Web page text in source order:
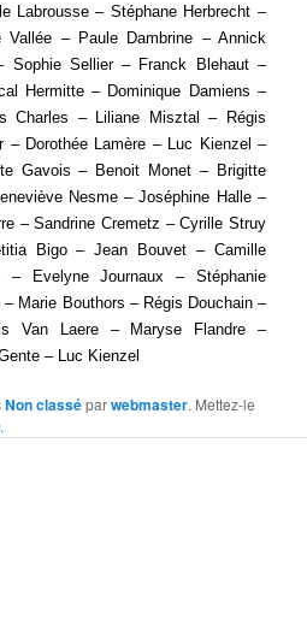
Labrousse – Stéphane Herbrecht –
Vallée – Paule Dambrine – Annick
Sophie Sellier – Franck Blehaut –
Hermitte – Dominique Damiens –
Charles – Liliane Misztal – Régis
– Dorothée Lamère – Luc Kienzel –
Gavois – Benoit Monet – Brigitte
Nesme – Joséphine Halle –
– Sandrine Cremetz – Cyrille Struy
Bigo – Jean Bouvet – Camille
– Evelyne Journaux – Stéphanie
Marie Bouthors – Régis Douchain –
Van Laere – Maryse Flandre –
– Luc Kienzel
Non classéparwebmaster. Mettez-le
.